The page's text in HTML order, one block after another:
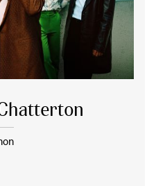
Chatterton